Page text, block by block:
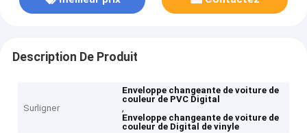
Description De Produit
Surligner
Enveloppe changeante de voiture de
couleur de PVC Digital
,
Enveloppe changeante de voiture de
couleur de Digital de vinyle